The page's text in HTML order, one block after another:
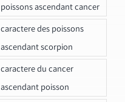
poissons ascendant cancer
caractere des poissons
ascendant scorpion
caractere du cancer
ascendant poisson